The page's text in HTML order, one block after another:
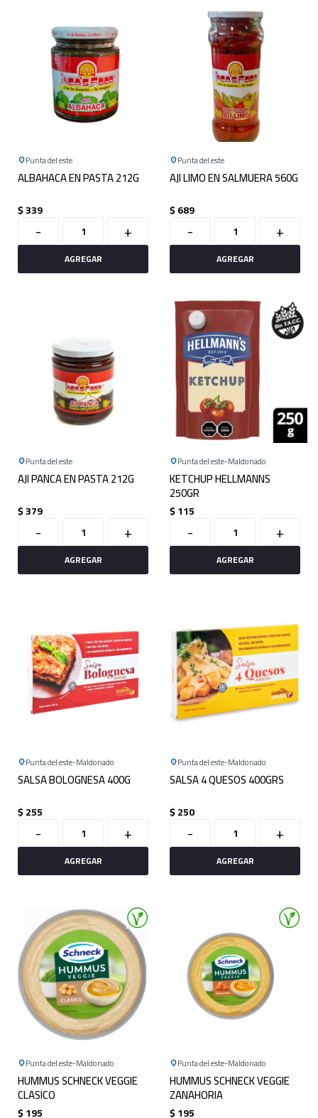
Punta del este
ALBAHACA EN PASTA 212G
$339
- +
Punta del este
AJI LIMO EN SALMUERA 560G
$689
- +
Punta del este
AJI PANCA EN PASTA 212G
$379
- +
Punta del este Maldonado
KETCHUP HELLMANNS
250GR
$115
- +
Punta del este Maldonado
SALSA BOLOGNESA 400G
$255
- +
Punta del este Maldonado
SALSA 4 QUESOS 400GRS
$250
- +
Punta del este Maldonado
HUMMUS SCHNECK VEGGIE
CLASICO
$195
Punta del este Maldonado
HUMMUS SCHNECK VEGGIE
ZANAHORIA
$195